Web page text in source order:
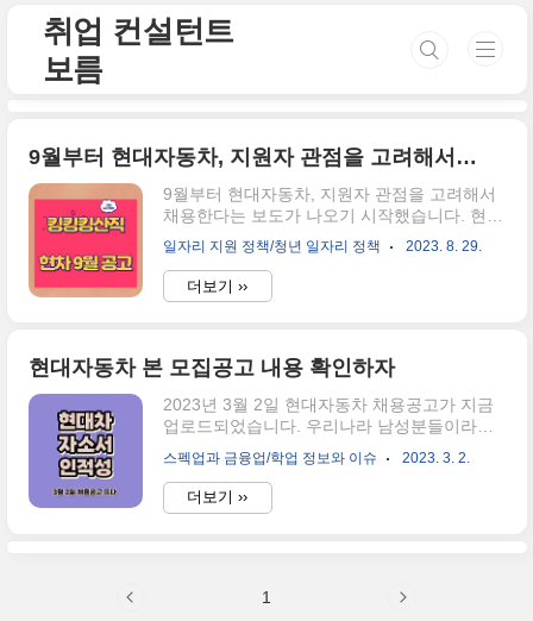
취업 컨설턴트
보름
9월부터 현대자동차, 지원자 관점을 고려해서 채용한다?
9월부터 현대자동차, 지원자 관점을 고려해서
채용한다는 보도가 나오기 시작했습니다. 현대
자동차는 이전 상반기에도 채용공고를 올리며
많은 사원들의 관심을 받게 되었는데요. 이번
에도 마찬가지로, 현대자동차 하반기 채용 소
식은 취업준비생뿐만이 아닌 이직의 기회의 장
채용의 접수기간은 2023년 9월 1일 금요일부
은 학사/석사 학위를 취득하신 분 또는 2024년
2월 졸업예정이신 분들이며 모집부문은 연구
개발, 디자인, 생산/제조, 사업/기획, 경영지원,
일 금요일부터 2023년 9월 14일 목요일 17시
까지 지원대상 학사, ..
일자리 지원 정책/청년 일자리 정책 2023. 8. 29.
더보기 ››
현대자동차 본 모집공고 내용 확인하자
2023년 3월 2일 현대자동차 채용공고가 지금
업로드되었습니다. 우리나라 남성분들이라면
사실 도전해보고 싶은 고액 연봉 생산라인인데
요. 현재 홈페이지는 접속자가 많기 때문에 업
로드가 지연되고 있습니다. 공고문을 확인하실
수 없으신 분들은 아래의 내용을 확인해 보세
주십시오.(700자) 2. 협업을 통해서 문제를 해
스펙업과 금융업/학업 정보와 이슈 2023. 3. 2.
더보기 ››
1